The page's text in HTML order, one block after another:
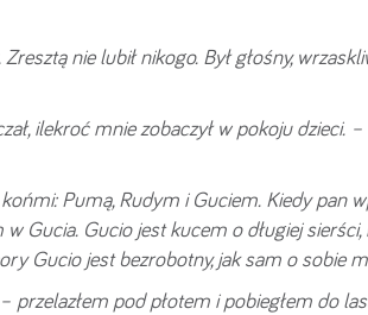
nie lubił nikogo. Był głośny,
ilekroć mnie zobaczył w pokoju dzieci.
Pumą, Rudym i Guciem. Kiedy pan
Gucia. Gucio jest kucem o długiej
Gucio jest bezrobotny, jak sam o sobie
pod płotem i pobiegłem do